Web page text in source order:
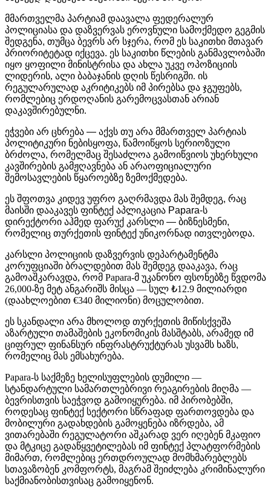
მმართველმა პარტიამ დაავალა ფედერალურ
პოლიციასა და დაზვერვას ეროვნული სამოქმედო გეგმის
შედგენა, თუმცა ბევრს არ სჯერა, რომ ეს საკითხი მთავარ
პრიორიტეტად იქცევა. ეს საკითხი წლების განმავლობაში
იყო ყოფილი მინისტრისა და ახლა უკვე ოპოზიციის
ლიდერის, ალი ბაბაჯანის დღის წესრიგში. ის
რეგულარულად აკრიტიკებს იმ პირებსა და ჯგუფებს,
რომლებიც ერდოღანის გარემოცვასთან არიან
დაკავშირებულნი.
ეჭვები არ ცხრება — აქვს თუ არა მმართველ პარტიას
პოლიტიკური ნებისყოფა, წამოიწყოს სერიოზული
ბრძოლა, რომელმაც შესაძლოა გამოიწვიოს უხერხული
კავშირების გამჟღავნება ან არაოფიციალური
შემოსავლების წყაროებზე ზემოქმედება.
ეს შფოთვა კიდევ უფრო გაღრმავდა მას შემდეგ, რაც
მაისში დააკავეს ფინტექ აპლიკაცია Papara-ს
დირექტორი აჰმედ ფარუქ კარსლი — ბიზნესმენი,
რომელიც თურქეთის ფინტექ უნიკორნად ითვლებოდა.
კარსლი პოლიციის დაზვერვის დეპარტამენტმა
კორუფციაში ბრალდებით მას შემდეგ დააკავა, რაც
გამოაშკარავდა, რომ Papara-მ უკანონო ფსონებზე წვდომა
26,000-ზე მეტ ანგარიშს მისცა — სულ ₺12.9 მილიარდი
(დაახლოებით €340 მილიონი) მოცულობით.
ეს სკანდალი არა მხოლოდ თურქეთის მიწისქვეშა
აზარტული თამაშების ეკონომიკის მასშტაბს, არამედ იმ
ციფრულ ფინანსურ ინფრასტრუქტურას უსვამს ხაზს,
რომელიც მას ემსახურება.
Papara-ს საქმეზე ხელისუფლების დუმილი —
სტანდარტული სამართლებრივი რეაგირების მიღმა —
ბევრისთვის საეჭვოდ გამოიყურება. იმ პირობებში,
როდესაც ფინტექ სექტორი სწრაფად ფართოვდება და
მობილური გადახდების გამოყენება იზრდება, ამ
ვითარებაში რეგულატორი აშკარად ვერ იღებენ მკაფიო
და მტკიცე გადაწყვეტილებას იმ ფინტექ პლატფორმების
მიმართ, რომლებიც ერთდროულად მომხმარებლებს
სთავაზობენ კომფორტს, მაგრამ შეიძლება კრიმინალური
საქმიანობისთვისაც გამოიყენონ.